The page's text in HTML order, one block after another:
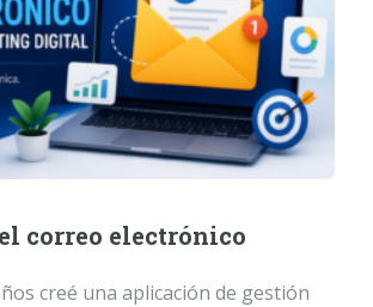
correo electrónico
creé una aplicación de gestión